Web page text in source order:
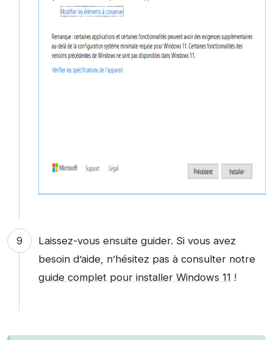
Laissez-vous ensuite guider. Si vous avez
besoin d’aide, n’hésitez pas à consulter notre
guide complet pour installer Windows 11 !